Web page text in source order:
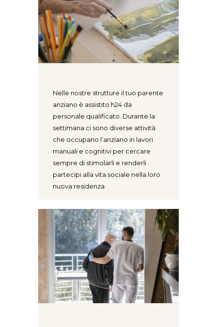
Nelle nostre strutture il tuo parente
anziano è assistito h24 da
personale qualificato. Durante la
settimana ci sono diverse attività
che occupano l’anziano in lavori
manuali e cognitivi per cercare
sempre di stimolarli e renderli
partecipi alla vita sociale nella loro
nuova residenza.